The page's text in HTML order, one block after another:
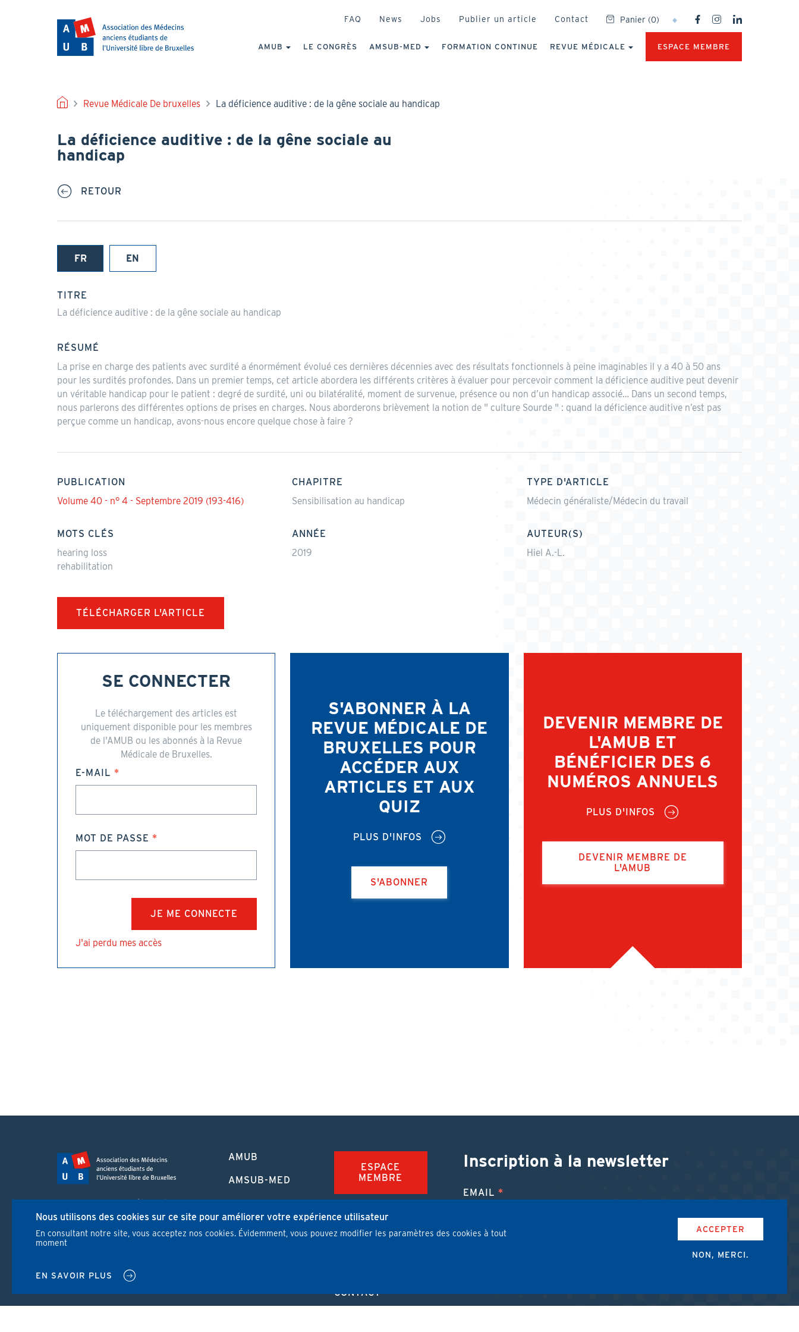
HEADER
FAQ News Jobs Publier un article Contact Panier (0)
SOCIAL
NETWORKS
PRINCIPALE
AMUB LE CONGRÈS AMSUB-MED FORMATION CONTINUE REVUE MÉDICALE ESPACE MEMBRE
FIL
D'ARIANE
Revue Médicale De bruxelles La déficience auditive : de la gêne sociale au handicap
La déficience auditive : de la gêne sociale au
handicap
RETOUR
FR
(onglet
EN
TITRE
La déficience auditive : de la gêne sociale au handicap
RÉSUMÉ
La prise en charge des patients avec surdité a énormément évolué ces dernières décennies avec des résultats fonctionnels à peine imaginables il y a 40 à 50 ans
pour les surdités profondes. Dans un premier temps, cet article abordera les différents critères à évaluer pour percevoir comment la déficience auditive peut devenir
un véritable handicap pour le patient : degré de surdité, uni ou bilatéralité, moment de survenue, présence ou non d’un handicap associé… Dans un second temps,
nous parlerons des différentes options de prises en charges. Nous aborderons brièvement la notion de " culture Sourde " : quand la déficience auditive n’est pas
perçue comme un handicap, avons-nous encore quelque chose à faire ?
PUBLICATION
Volume 40 - n° 4 - Septembre 2019 (193-416)
CHAPITRE
Sensibilisation au handicap
TYPE D'ARTICLE
Médecin généraliste/Médecin du travail
MOTS CLÉS
hearing loss
rehabilitation
ANNÉE
2019
AUTEUR(S)
Hiel A.-L.
TÉLÉCHARGER L'ARTICLE
SE CONNECTER
Le téléchargement des articles est
uniquement disponible pour les membres
de l'AMUB ou les abonnés à la Revue
Médicale de Bruxelles.
E-MAIL
MOT DE PASSE
J'ai perdu mes accès
S'ABONNER À LA
REVUE MÉDICALE DE
BRUXELLES POUR
ACCÉDER AUX
ARTICLES ET AUX
QUIZ
PLUS D'INFOS
S'ABONNER
DEVENIR MEMBRE DE
L'AMUB ET
BÉNÉFICIER DES 6
NUMÉROS ANNUELS
PLUS D'INFOS
DEVENIR MEMBRE DE
L'AMUB
Route de Lennik 808/612
1070 Bruxelles
+32 2 555 67 94
SOCIAL
MENU
PIED
PAGE
AMUB
AMSUB-MED
FORMATION
CONTINUE
REVUE MÉDICALE
ESPACE
MEMBRE
FAQ
JOBS
CONTACT
Inscription à la newsletter
EMAIL
J'ai lu et j'accepte les conditions d'utilisation de l'AMUB.
Nous utilisons des cookies sur ce site pour améliorer votre expérience utilisateur
En consultant notre site, vous acceptez nos cookies. Évidemment, vous pouvez modifier les paramètres des cookies à tout
moment
EN SAVOIR PLUS
ACCEPTER
NON, MERCI.